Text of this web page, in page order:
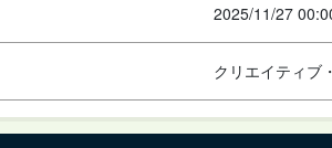
2025/11/27
クリエイティブ